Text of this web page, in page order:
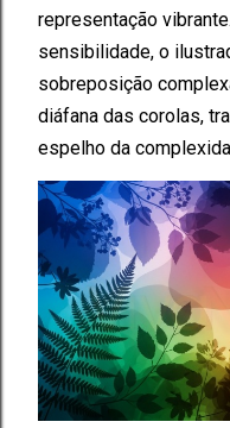
representação
sensibilidade, o
sobreposição
diáfana das corolas,
espelho da